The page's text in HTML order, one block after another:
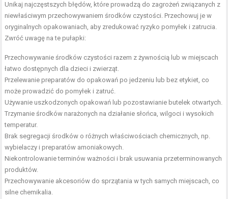
Unikaj najczęstszych błędów, które prowadzą do zagrożeń związanych z
niewłaściwym przechowywaniem środków czystości. Przechowuj je w
oryginalnych opakowaniach, aby zredukować ryzyko pomyłek i zatrucia.
Zwróć uwagę na te pułapki:
Przechowywanie środków czystości razem z żywnością lub w miejscach
łatwo dostępnych dla dzieci i zwierząt.
Przelewanie preparatów do opakowań po jedzeniu lub bez etykiet, co
może prowadzić do pomyłek i zatruć.
Używanie uszkodzonych opakowań lub pozostawianie butelek otwartych.
Trzymanie środków narażonych na działanie słońca, wilgoci i wysokich
temperatur.
Brak segregacji środków o różnych właściwościach chemicznych, np.
wybielaczy i preparatów amoniakowych.
Niekontrolowanie terminów ważności i brak usuwania przeterminowanych
produktów.
Przechowywanie akcesoriów do sprzątania w tych samych miejscach, co
silne chemikalia.